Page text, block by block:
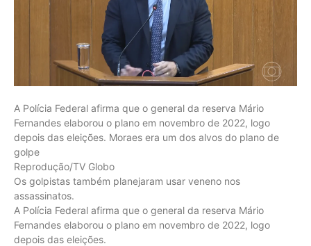
A Polícia Federal afirma que o general da reserva Mário
Fernandes elaborou o plano em novembro de 2022, logo
depois das eleições. Moraes era um dos alvos do plano de
golpe
Reprodução/TV Globo
Os golpistas também planejaram usar veneno nos
assassinatos.
A Polícia Federal afirma que o general da reserva Mário
Fernandes elaborou o plano em novembro de 2022, logo
depois das eleições.